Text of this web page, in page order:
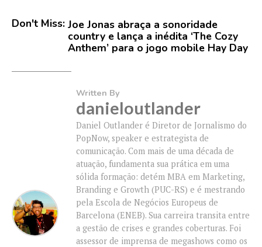
Don't Miss: Joe Jonas abraça a sonoridade
country e lança a inédita ‘The Cozy
Anthem’ para o jogo mobile Hay Day
Written By
danieloutlander
Daniel Outlander é Diretor de Jornalismo do
PopNow, speaker e estrategista de
comunicação. Com mais de uma década de
atuação, fundamenta sua prática em uma
sólida formação: detém MBA em Marketing,
Branding e Growth (PUC-RS) e é mestrando
pela Escola de Negócios Europeus de
Barcelona (ENEB). Sua carreira transita entre
a gestão de crises e grandes coberturas. Foi
assessor de imprensa de megashows como os